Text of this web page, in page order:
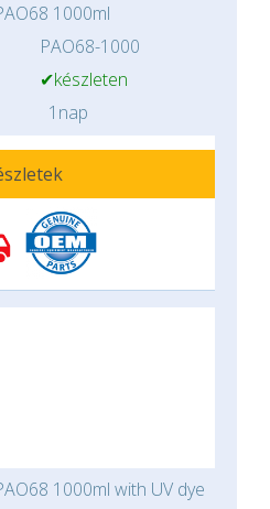
1000ml
PAO68-1000
✔készleten
1nap
1000ml with UV dye